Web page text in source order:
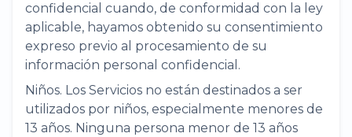
confidencial cuando, de conformidad con la ley
aplicable, hayamos obtenido su consentimiento
expreso previo al procesamiento de su
información personal confidencial.
Niños. Los Servicios no están destinados a ser
utilizados por niños, especialmente menores de
13 años. Ninguna persona menor de 13 años